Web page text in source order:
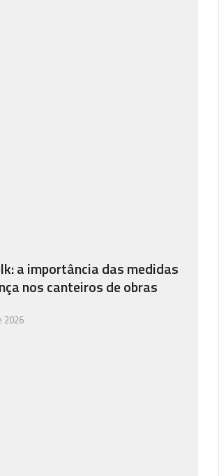
a importância das medidas
nos canteiros de obras
2026